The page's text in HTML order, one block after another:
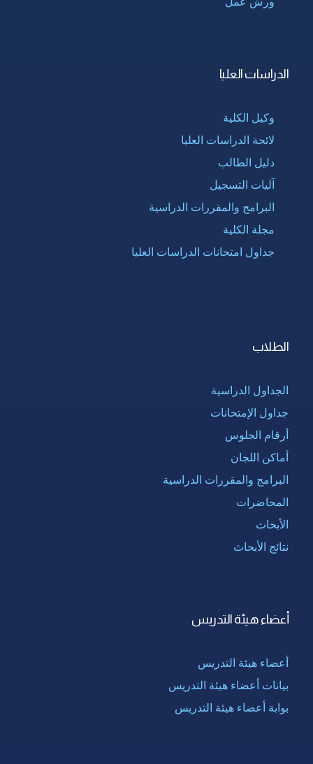
الدراسات العليا
وكيل الكلية
لائحة الدراسات العليا
دليل الطالب
آليات التسجيل
البرامج والمقررات الدراسية
مجلة الكلية
جداول امتحانات الدراسات العليا
الطلاب
الجداول الدراسية
جداول الإمتحانات
أرقام الجلوس
أماكن اللجان
البرامج والمقررات الدراسية
المحاضرات
الأبحاث
نتائج الأبحاث
أعضاء هيئة التدريس
أعضاء هيئة التدريس
بيانات أعضاء هيئة التدريس
بوابة أعضاء هيئة التدريس